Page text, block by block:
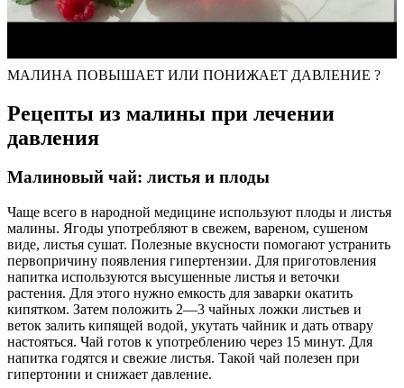
МАЛИНА ПОВЫШАЕТ ИЛИ ПОНИЖАЕТ ДАВЛЕНИЕ ?
Рецепты из малины при лечении
давления
Малиновый чай: листья и плоды
Чаще всего в народной медицине используют плоды и листья
малины. Ягоды употребляют в свежем, вареном, сушеном
виде, листья сушат. Полезные вкусности помогают устранить
первопричину появления гипертензии. Для приготовления
напитка используются высушенные листья и веточки
растения. Для этого нужно емкость для заварки окатить
кипятком. Затем положить 2―3 чайных ложки листьев и
веток залить кипящей водой, укутать чайник и дать отвару
настояться. Чай готов к употреблению через 15 минут. Для
напитка годятся и свежие листья. Такой чай полезен при
гипертонии и снижает давление.